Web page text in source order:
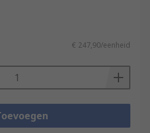
€ 247,90/eenheid